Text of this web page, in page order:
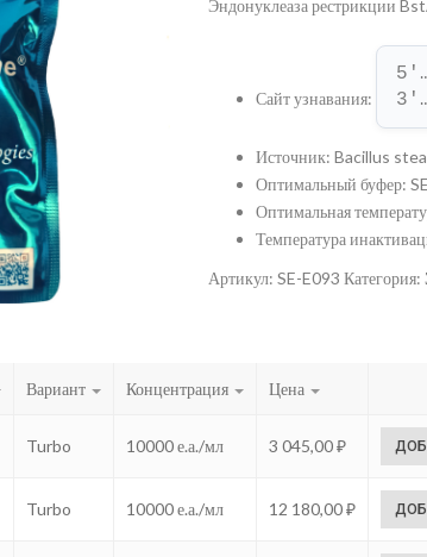
Эндонуклеаза рестрикции
Сайт узнавания:
Источник:Bacillus
Оптимальный буфер:
Оптимальная
Температура
Артикул:SE-E093 Категория:
Вариант Концентрация Цена
Turbo 10000 е.а./мл 3 045,00₽
Turbo 10000 е.а./мл 12 180,00₽